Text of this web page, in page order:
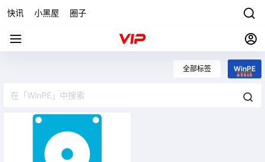
快讯 小黑屋 圈子
全部标签 WinPE